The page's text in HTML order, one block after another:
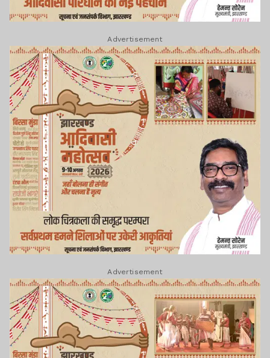
Advertisement
Advertisement